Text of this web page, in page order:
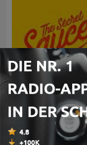
The Secret Sauce